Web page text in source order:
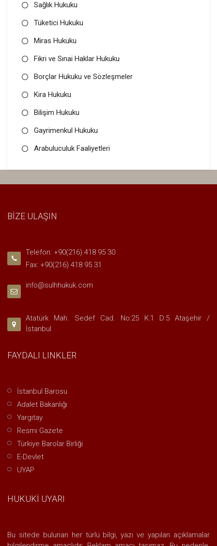
Sağlık Hukuku
Tüketici Hukuku
Miras Hukuku
Fikri ve Sınai Haklar Hukuku
Borçlar Hukuku ve Sözleşmeler
Kira Hukuku
Bilişim Hukuku
Gayrimenkul Hukuku
Arabuluculuk Faaliyetleri
BİZE ULAŞIN
Telefon: +90(216) 418 95 30
Fax: +90(216) 418 95 31
info@sulhhukuk.com
Atatürk Mah. Sedef Cad. No:25 K:1 D:5 Ataşehir /
İstanbul
FAYDALI LINKLER
İstanbul Barosu
Adalet Bakanlığı
Yargıtay
Resmi Gazete
Türkiye Barolar Birliği
E-Devlet
UYAP
HUKUKİ UYARI
Bu sitede bulunan her türlü bilgi, yazı ve yapılan açıklamalar